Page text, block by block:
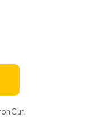
ButtonCut.